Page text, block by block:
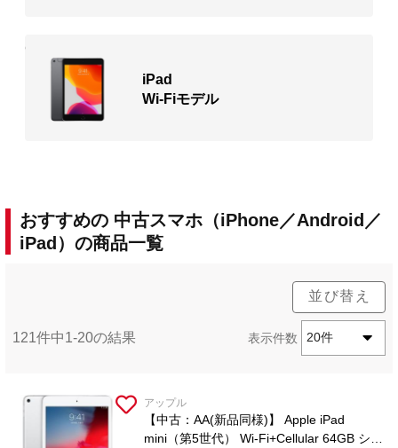
iPad
Wi-Fiモデル
おすすめの 中古スマホ（iPhone／Android／
iPad）の商品一覧
並び替え
121件中1-20の結果 表示件数 20件
アップル
【中古：AA(新品同様)】 Apple iPad
mini（第5世代） Wi-Fi+Cellular 64GB シル